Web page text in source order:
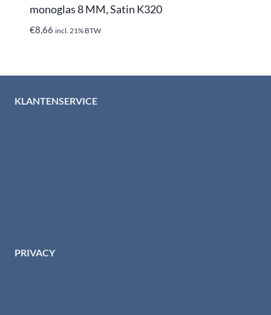
monoglas 8 MM, Satin K320
€8,66 incl. 21% BTW
KLANTENSERVICE
PRIVACY